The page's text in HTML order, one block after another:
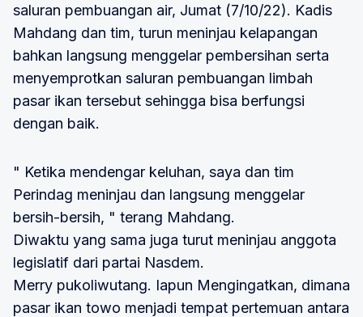
saluran pembuangan air, Jumat (7/10/22). Kadis
Mahdang dan tim, turun meninjau kelapangan
bahkan langsung menggelar pembersihan serta
menyemprotkan saluran pembuangan limbah
pasar ikan tersebut sehingga bisa berfungsi
dengan baik.
" Ketika mendengar keluhan, saya dan tim
Perindag meninjau dan langsung menggelar
bersih-bersih, " terang Mahdang.
Diwaktu yang sama juga turut meninjau anggota
legislatif dari partai Nasdem.
Merry pukoliwutang. Iapun Mengingatkan, dimana
pasar ikan towo menjadi tempat pertemuan antara